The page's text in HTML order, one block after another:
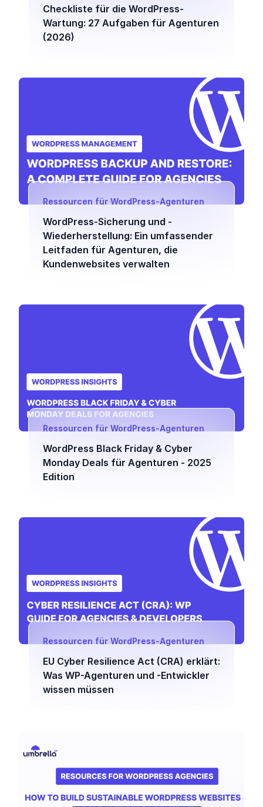
Checkliste für die WordPress-
Wartung: 27 Aufgaben für Agenturen
(2026)
Ressourcen für WordPress-Agenturen
WordPress-Sicherung und -
Wiederherstellung: Ein umfassender
Leitfaden für Agenturen, die
Kundenwebsites verwalten
Ressourcen für WordPress-Agenturen
WordPress Black Friday & Cyber
Monday Deals für Agenturen - 2025
Edition
Ressourcen für WordPress-Agenturen
EU Cyber Resilience Act (CRA) erklärt:
Was WP-Agenturen und -Entwickler
wissen müssen